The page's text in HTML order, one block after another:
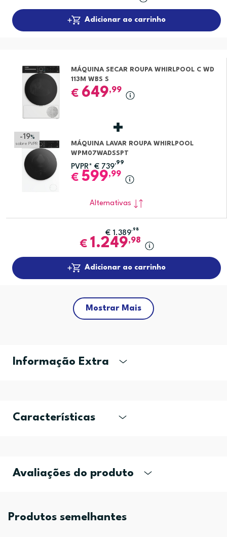
Adicionar ao carrinho
MÁQUINA SECAR ROUPA WHIRLPOOL C WD
113M WBS S
€ 649,99
-19%
sobre PVPR
MÁQUINA LAVAR ROUPA WHIRLPOOL
WPM07WADSSPT
PVPR* € 739
,99
€ 599,99
Alternativas
€ 1.389,98
€ 1.249,98
Adicionar ao carrinho
Mostrar Mais
Informação Extra
Características
Avaliações do produto
Produtos semelhantes